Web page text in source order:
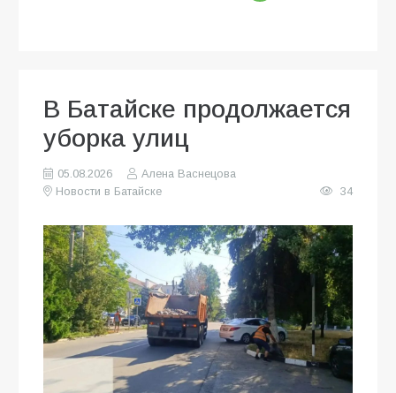
В Батайске продолжается
уборка улиц
05.08.2026
Алена Васнецова
Новости в Батайске
34